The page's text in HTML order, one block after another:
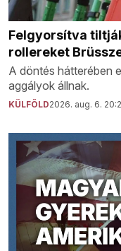
Felgyorsítva
rollereket
A döntés hátterében
aggályok állnak.
KÜLFÖLD2026. aug. 6.